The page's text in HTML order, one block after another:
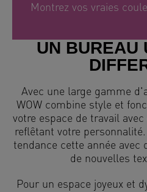
Montrez vos vraies
UN BUREAU
Avec une large gamme
WOW combine style et
votre espace de travail
reflêtant votre
tendance cette année avec
de nouvelles
Pour un espace joyeux et